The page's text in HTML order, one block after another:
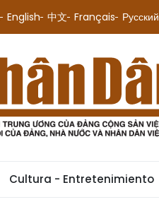
English 中文 Français Русский
Cultura - Entretenimiento